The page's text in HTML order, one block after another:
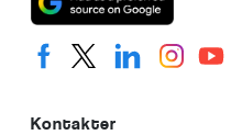
Kontakter